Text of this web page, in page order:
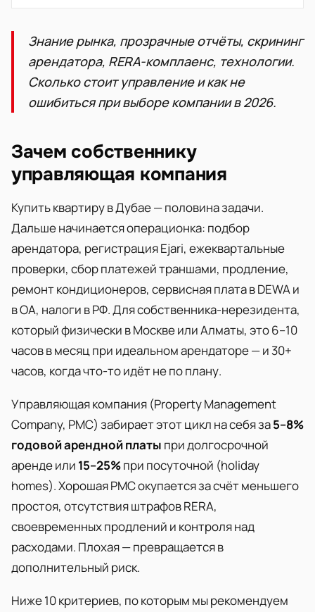
Знание рынка, прозрачные отчёты, скрининг
арендатора, RERA-комплаенс, технологии.
Сколько стоит управление и как не
ошибиться при выборе компании в 2026.
Зачем собственнику
управляющая компания
Купить квартиру в Дубае — половина задачи.
Дальше начинается операционка: подбор
арендатора, регистрация Ejari, ежеквартальные
проверки, сбор платежей траншами, продление,
ремонт кондиционеров, сервисная плата в DEWA и
в OA, налоги в РФ. Для собственника-нерезидента,
который физически в Москве или Алматы, это 6–10
часов в месяц при идеальном арендаторе — и 30+
часов, когда что-то идёт не по плану.
Управляющая компания (Property Management
Company, PMC) забирает этот цикл на себя за5–8%
годовой арендной платы при долгосрочной
аренде или 15–25%при посуточной (holiday
homes). Хорошая PMC окупается за счёт меньшего
простоя, отсутствия штрафов RERA,
своевременных продлений и контроля над
расходами. Плохая — превращается в
дополнительный риск.
Ниже 10 критериев, по которым мы рекомендуем